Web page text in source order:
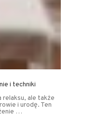
i techniki
relaksu, ale także
i urodę. Ten
…